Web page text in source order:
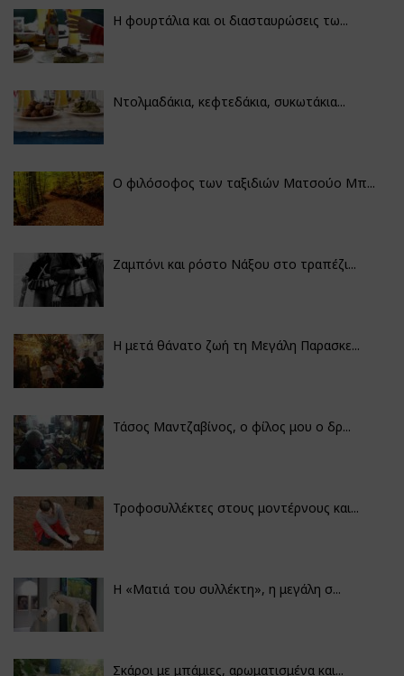
Η φουρτάλια και οι διασταυρώσεις τω...
Ντολμαδάκια, κεφτεδάκια, συκωτάκια...
Ο φιλόσοφος των ταξιδιών Ματσούο Μπ...
Ζαμπόνι και ρόστο Νάξου στο τραπέζι...
Η μετά θάνατο ζωή τη Μεγάλη Παρασκε...
Τάσος Μαντζαβίνος, ο φίλος μου ο δρ...
Τροφοσυλλέκτες στους μοντέρνους και...
H «Ματιά του συλλέκτη», η μεγάλη σ...
Σκάροι με μπάμιες, αρωματισμένα και...